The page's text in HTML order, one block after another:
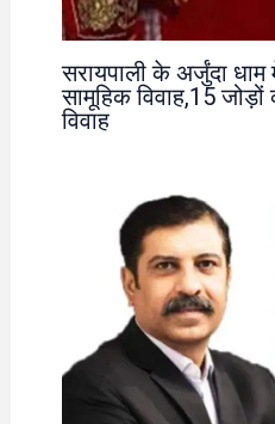
सरायपाली के अर्जुंदा
सामूहिक विवाह,15 जोड़ों
विवाह